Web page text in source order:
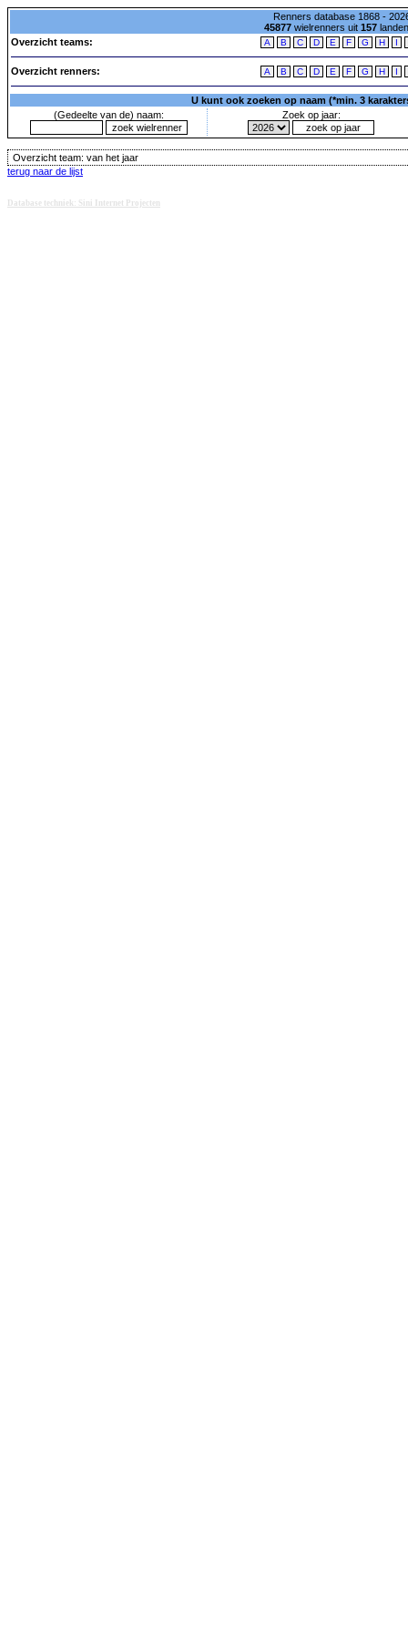
Renners database 1868 -
45877wielrenners uit 157
Overzicht teams:
A B C D E F G H I
Overzicht renners: A B C D E F G H I
U kunt ook zoeken op naam (*min. 3
(Gedeelte van de) naam:
Zoek op jaar:
Overzicht team: van het jaar
terug naar de lijst
Database techniek: Sini Internet Projecten